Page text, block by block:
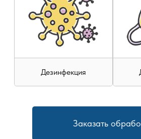
регламента. По итогам
предоставляется гарантия,
эффективность обработки.
Дезинфекция
Заказать